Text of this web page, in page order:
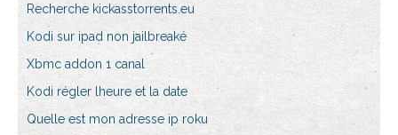
Recherche kickasstorrents.eu
Kodi sur ipad non jailbreaké
Xbmc addon 1 canal
Kodi régler lheure et la date
Quelle est mon adresse ip roku